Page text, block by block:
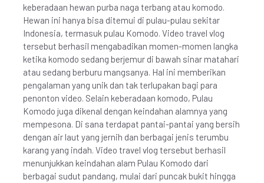
keberadaan hewan purba naga terbang atau komodo.
Hewan ini hanya bisa ditemui di pulau-pulau sekitar
Indonesia, termasuk pulau Komodo. Video travel vlog
tersebut berhasil mengabadikan momen-momen langka
ketika komodo sedang berjemur di bawah sinar matahari
atau sedang berburu mangsanya. Hal ini memberikan
pengalaman yang unik dan tak terlupakan bagi para
penonton video. Selain keberadaan komodo, Pulau
Komodo juga dikenal dengan keindahan alamnya yang
mempesona. Di sana terdapat pantai-pantai yang bersih
dengan air laut yang jernih dan berbagai jenis terumbu
karang yang indah. Video travel vlog tersebut berhasil
menunjukkan keindahan alam Pulau Komodo dari
berbagai sudut pandang, mulai dari puncak bukit hingga